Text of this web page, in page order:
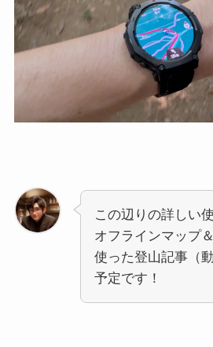
この辺りの詳しい
オフラインマップ
使った登山記事（
予定です！